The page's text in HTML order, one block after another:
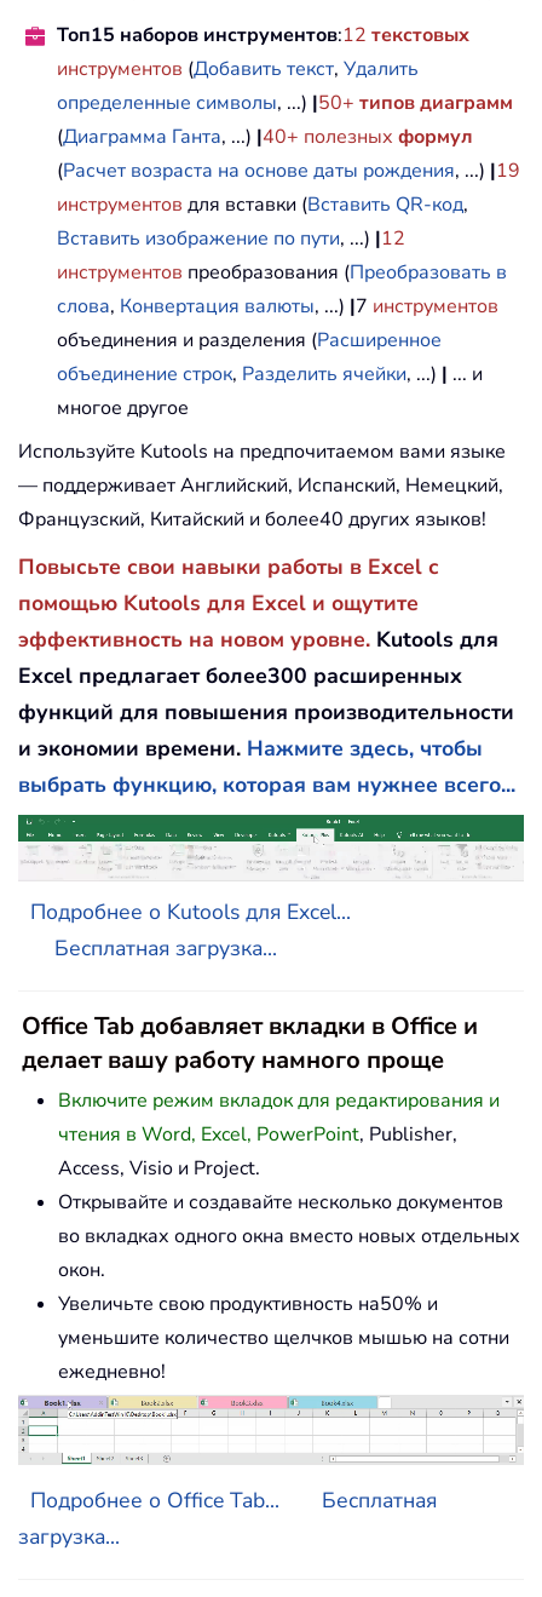
Топ15 наборов инструментов:12 текстовых
инструментов (Добавить текст, Удалить
определенные символы, ...) |50+ типов диаграмм
(Диаграмма Ганта, ...) |40+ полезных формул
(Расчет возраста на основе даты рождения, ...) |19
инструментов для вставки (Вставить QR-код,
Вставить изображение по пути, ...) |12
инструментов преобразования (Преобразовать в
слова, Конвертация валюты, ...) |7 инструментов
объединения и разделения (Расширенное
объединение строк, Разделить ячейки, ...) | ... и
многое другое
Используйте Kutools на предпочитаемом вами языке
— поддерживает Английский, Испанский, Немецкий,
Французский, Китайский и более40 других языков!
Повысьте свои навыки работы в Excel с
помощью Kutools для Excel и ощутите
эффективность на новом уровне. Kutools для
Excel предлагает более300 расширенных
функций для повышения производительности
и экономии времени. Нажмите здесь, чтобы
выбрать функцию, которая вам нужнее всего...
Подробнее о Kutools для Excel...
Бесплатная загрузка...
Office Tab добавляет вкладки в Office и
делает вашу работу намного проще
Включите режим вкладок для редактирования и
чтения в Word, Excel, PowerPoint, Publisher,
Access, Visio и Project.
Открывайте и создавайте несколько документов
во вкладках одного окна вместо новых отдельных
окон.
Увеличьте свою продуктивность на50% и
уменьшите количество щелчков мышью на сотни
ежедневно!
Подробнее о Office Tab...
Бесплатная
загрузка...